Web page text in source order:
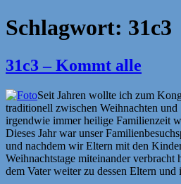
Schlagwort: 31c3
31c3 – Kommt alle
Seit Jahren wollte ich zum
traditionell zwischen Weihnachten und
irgendwie immer heilige Familienzeit
Dieses Jahr war unser
und nachdem wir Eltern mit den
Weihnachtstage miteinander
dem Vater weiter zu dessen Eltern und